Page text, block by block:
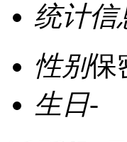
统计信
性别保
生日-